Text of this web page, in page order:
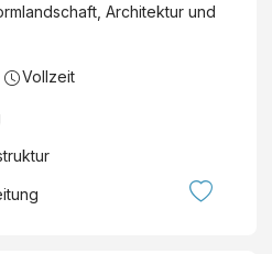
Architektur und
Vollzeit